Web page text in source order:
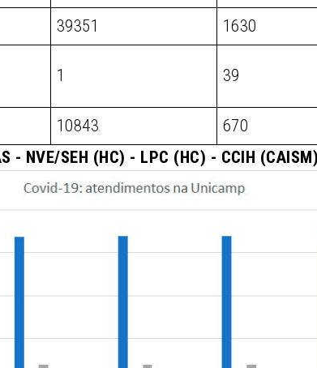
39351 1630
1 39
10843 670
- NVE/SEH (HC) - LPC (HC) - CCIH